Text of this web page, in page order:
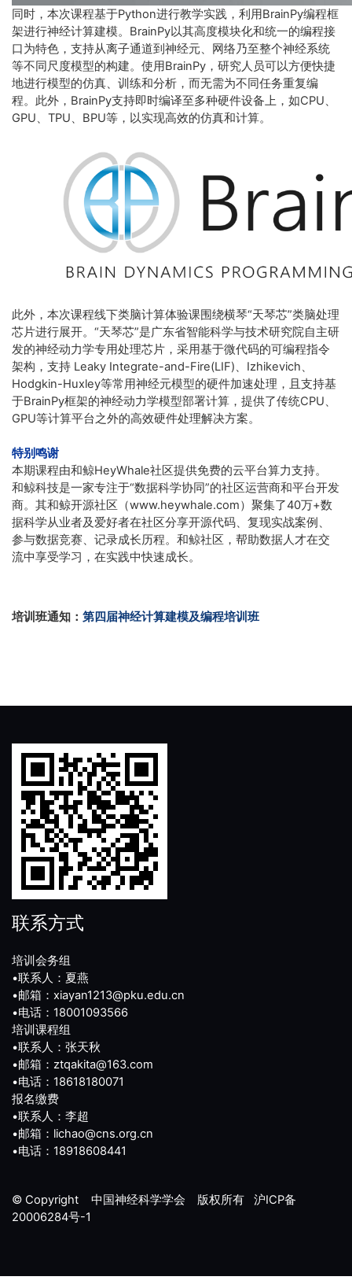
同时，本次课程基于Python进行教学实践，利用BrainPy编程框
架进行神经计算建模。BrainPy以其高度模块化和统一的编程接
口为特色，支持从离子通道到神经元、网络乃至整个神经系统
等不同尺度模型的构建。使用BrainPy，研究人员可以方便快捷
地进行模型的仿真、训练和分析，而无需为不同任务重复编
程。此外，BrainPy支持即时编译至多种硬件设备上，如CPU、
GPU、TPU、BPU等，以实现高效的仿真和计算。
此外，本次课程线下类脑计算体验课围绕横琴“天琴芯”类脑处理
芯片进行展开。“天琴芯”是广东省智能科学与技术研究院自主研
发的神经动力学专用处理芯片，采用基于微代码的可编程指令
架构，支持 Leaky Integrate-and-Fire(LIF)、Izhikevich、
Hodgkin-Huxley等常用神经元模型的硬件加速处理，且支持基
于BrainPy框架的神经动力学模型部署计算，提供了传统CPU、
GPU等计算平台之外的高效硬件处理解决方案。
特别鸣谢
本期课程由和鲸HeyWhale社区提供免费的云平台算力支持。
和鲸科技是一家专注于“数据科学协同”的社区运营商和平台开发
商。其和鲸开源社区（www.heywhale.com）聚集了40万+数
据科学从业者及爱好者在社区分享开源代码、复现实战案例、
参与数据竞赛、记录成长历程。和鲸社区，帮助数据人才在交
流中享受学习，在实践中快速成长。
培训班通知： 第四届神经计算建模及编程培训班
联系方式
培训会务组
•联系人：夏燕
•邮箱：xiayan1213@pku.edu.cn
•电话：18001093566
培训课程组
•联系人：张天秋
•邮箱：ztqakita@163.com
•电话：18618180071
报名缴费
•联系人：李超
•邮箱：lichao@cns.org.cn
•电话：18918608441
© Copyright 中国神经科学学会 版权所有 沪ICP备
20006284号-1